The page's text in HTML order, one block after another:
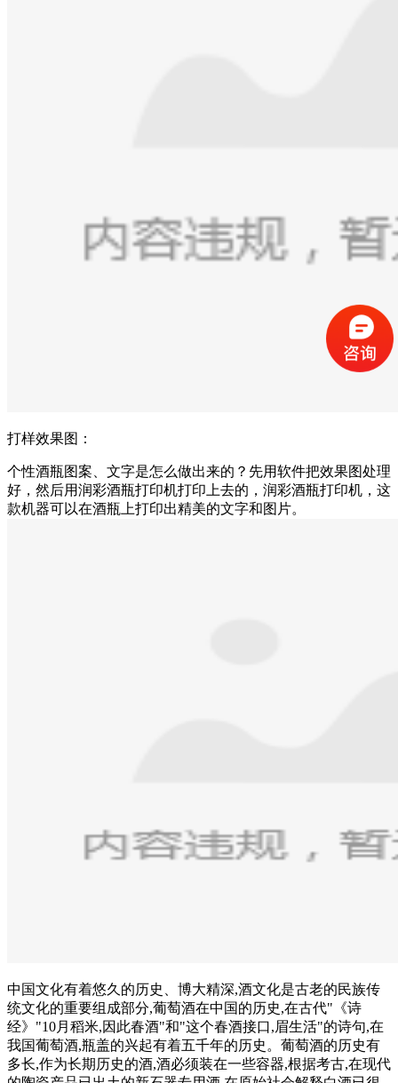
打样效果图：
个性酒瓶图案、文字是怎么做出来的？先用软件把效果图处理
好，然后用润彩酒瓶打印机打印上去的，润彩酒瓶打印机，这
款机器可以在酒瓶上打印出精美的文字和图片。
中国文化有着悠久的历史、博大精深,酒文化是古老的民族传
统文化的重要组成部分,葡萄酒在中国的历史,在古代"《诗
经》"10月稻米,因此春酒"和"这个春酒接口,眉生活"的诗句,在
我国葡萄酒,瓶盖的兴起有着五千年的历史。葡萄酒的历史有
多长,作为长期历史的酒,酒必须装在一些容器,根据考古,在现代